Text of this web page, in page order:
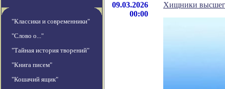
"Классики и современники"
"Слово о..."
"Тайная история творений"
"Книга писем"
"Кошачий ящик"
09.03.2026
00:00
Хищники